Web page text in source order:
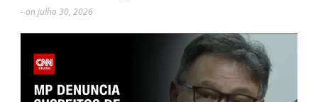
- on julho 30, 2026